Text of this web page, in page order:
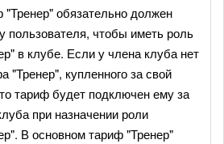
"Тренер" обязательно должен
пользователя, чтобы иметь роль
в клубе. Если у члена клуба нет
"Тренер", купленного за свой
тариф будет подключен ему за
при назначении роли
В основном тариф "Тренер"